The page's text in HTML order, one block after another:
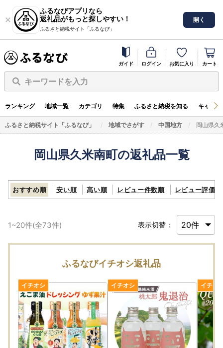
ふるなびアプリなら
返礼品がもっと探しやすい！
ふるさと納税サイト「ふるなび」
開く
ガイド ログイン お気に入り カート
キーワードを入力
ランキング 地域一覧 カテゴリ 特集 ふるさと納税を知る キャン
ふるさと納税サイト「ふるなび」 地域でさがす 中国地方 岡山県久
岡山県久米南町の返礼品一覧
おすすめ順 安い順 高い順 レビュー件数順 レビュー評価順
1~20件(全73件) 表示切替：
ふるなびイチオシ返礼品